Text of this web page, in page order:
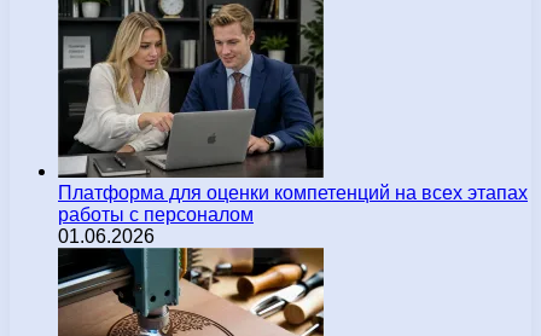
Платформа для оценки компетенций на всех этапах
работы с персоналом
01.06.2026